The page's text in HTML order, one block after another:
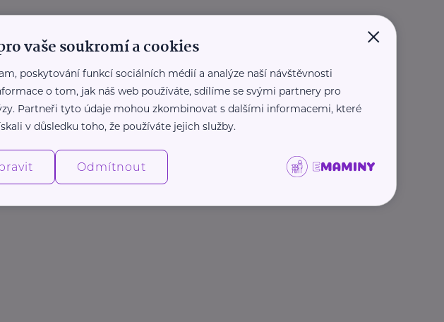
chilli
×
vaše soukromí a cookies
poskytování funkcí sociálních médií a analýze naší návštěvnosti
o tom, jak náš web používáte, sdílíme se svými partnery pro
Partneři tyto údaje mohou zkombinovat s dalšími informacemi, které
v důsledku toho, že používáte jejich služby.
Odmítnout